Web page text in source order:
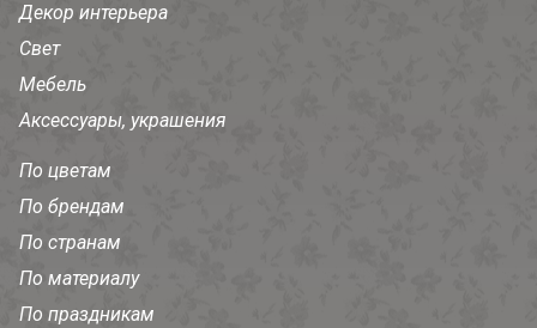
Декор интерьера
Свет
Мебель
Аксессуары, украшения
По цветам
По брендам
По странам
По материалу
По праздникам